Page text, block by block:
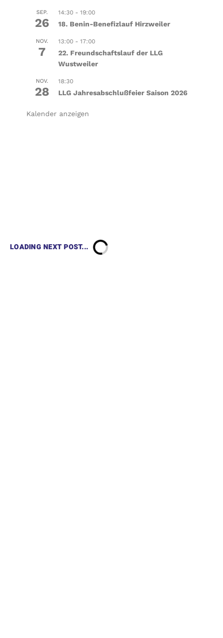
SEP.
26
14:30- 19:00
18. Benin-Benefizlauf Hirzweiler
NOV.
7
13:00- 17:00
22. Freundschaftslauf der LLG
Wustweiler
NOV.
28
18:30
LLG Jahresabschlußfeier Saison 2026
Kalender anzeigen
LOADING NEXT POST...